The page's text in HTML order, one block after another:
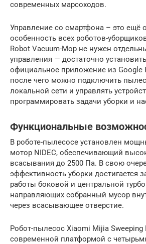
современных марсоходов.
Управление со смартфона – это ещё
особенность всех роботов-
Robot Vacuum-Mop не нужен
управления — достаточно
официальное приложение из Google
после чего можно подключить
локальной сети и управлять
программировать задачи уборки и
Функциональные
В роботе-пылесосе установлен
мотор NIDEC, обеспечивающий
всасывания до 2500 Па. В свою
эффективность уборки достигается
работы боковой и центральной
направляющих собранный мусор
через всасывающее отверстие.
Робот-пылесос Xiaomi Mijia Sweeping
современной платформой с